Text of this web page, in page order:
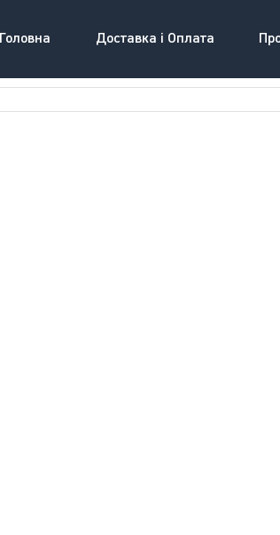
Головна Доставка і Оплата